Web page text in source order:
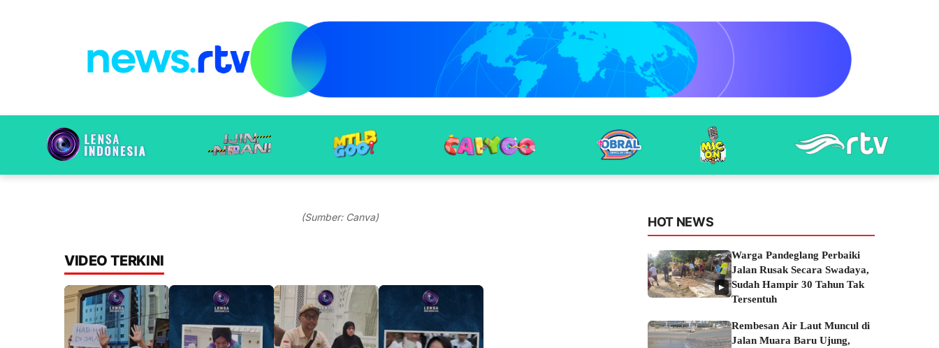
(Sumber: Canva)
VIDEO TERKINI
HOT NEWS
▶
Warga Pandeglang Perbaiki
Jalan Rusak Secara Swadaya,
Sudah Hampir 30 Tahun Tak
Tersentuh
Rembesan Air Laut Muncul di
Jalan Muara Baru Ujung,